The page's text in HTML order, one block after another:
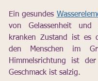
Ein gesundes
von Gelassenheit und
kranken Zustand ist es
den Menschen im
Himmelsrichtung ist
Geschmack ist salzig.